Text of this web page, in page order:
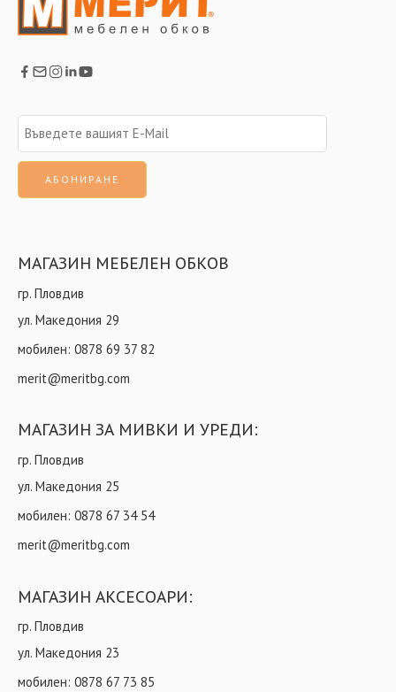
МАГАЗИН МЕБЕЛЕН ОБКОВ
гр. Пловдив
ул. Македония 29
мобилен: 0878 69 37 82
merit@meritbg.com
МАГАЗИН ЗА МИВКИ И УРЕДИ:
гр. Пловдив
ул. Македония 25
мобилен: 0878 67 34 54
merit@meritbg.com
МАГАЗИН АКСЕСОАРИ:
гр. Пловдив
ул. Македония 23
мобилен: 0878 67 73 85